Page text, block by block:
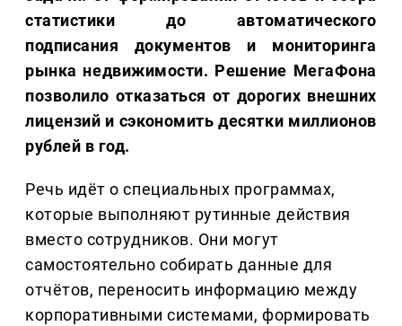
статистики до автоматического
подписания документов и мониторинга
рынка недвижимости. Решение МегаФона
позволило отказаться от дорогих внешних
лицензий и сэкономить десятки миллионов
рублей в год.
Речь идёт о специальных программах,
которые выполняют рутинные действия
вместо сотрудников. Они могут
самостоятельно собирать данные для
отчётов, переносить информацию между
корпоративными системами, формировать